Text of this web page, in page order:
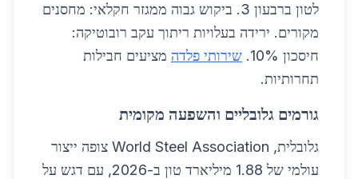
לטון ברבעון 3. ביקוש גבוה ממגזר חקלאי: מחסנים
מקורים. ירידה בעלויות ריתוך עקב רובוטיקה:
חיסכון 10%.
שירותי פלדה מציעים חבילות
תחרותיות.
גורמים גלובליים והשפעה מקומית
גלובלית, World Steel Association צופה ייצור
עולמי של 1.88 מיליארד טון ב-2026, עם דגש על